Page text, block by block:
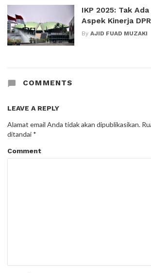
IKP 2025: Tak
Aspek Kinerja
By AJID FUAD MUZAKI
COMMENTS
LEAVE A REPLY
Alamat email Anda tidak akan dipublikasikan.
ditandai *
Comment